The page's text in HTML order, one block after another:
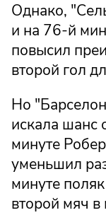
Однако,
и на 76-й
повысил
второй гол
Но
искала шанс
минуте
уменьшил
минуте
второй мяч в